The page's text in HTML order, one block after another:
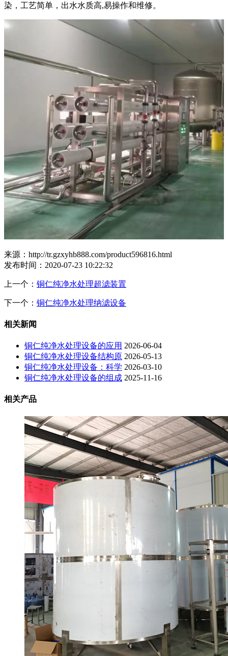
染，工艺简单，出水水质高,易操作和维修。
来源：http://tr.gzxyhb888.com/product596816.html
发布时间：2020-07-23 10:22:32
上一个： 铜仁纯净水处理超滤装置
下一个： 铜仁纯净水处理纳滤设备
相关新闻
铜仁纯净水处理设备的应用 2026-06-04
铜仁纯净水处理设备结构原 2026-05-13
铜仁纯净水处理设备：科学 2026-03-10
铜仁纯净水处理设备的组成 2025-11-16
相关产品